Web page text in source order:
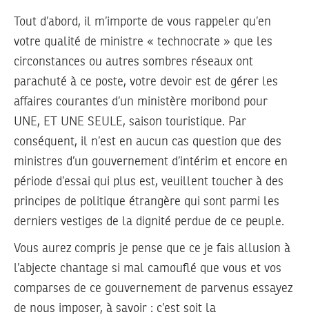
Tout d’abord, il m’importe de vous rappeler qu’en
votre qualité de ministre « technocrate » que les
circonstances ou autres sombres réseaux ont
parachuté à ce poste, votre devoir est de gérer les
affaires courantes d’un ministère moribond pour
UNE, ET UNE SEULE, saison touristique. Par
conséquent, il n’est en aucun cas question que des
ministres d’un gouvernement d’intérim et encore en
période d’essai qui plus est, veuillent toucher à des
principes de politique étrangère qui sont parmi les
derniers vestiges de la dignité perdue de ce peuple.
Vous aurez compris je pense que ce je fais allusion à
l’abjecte chantage si mal camouflé que vous et vos
comparses de ce gouvernement de parvenus essayez
de nous imposer, à savoir : c’est soit la